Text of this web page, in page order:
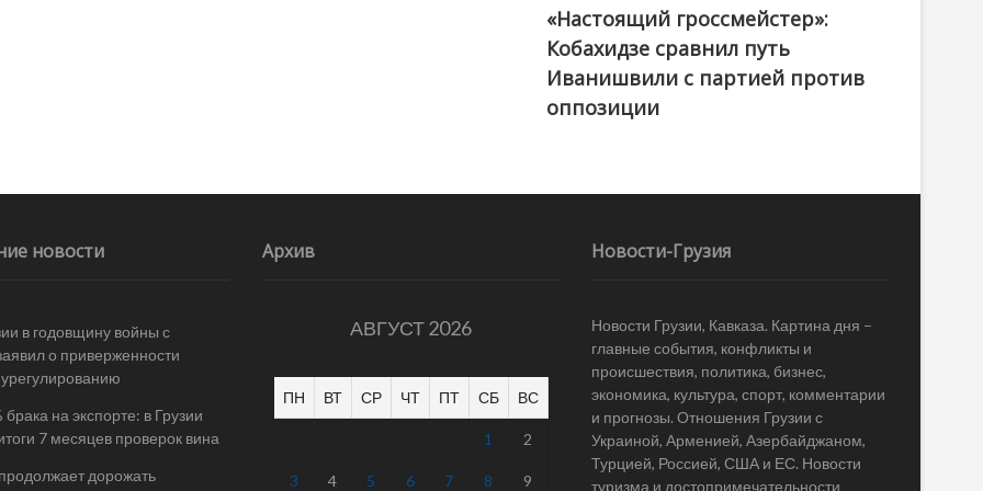
@ქართული ოცნება / Georgian Dream
«Настоящий гроссмейстер»:
Кобахидзе сравнил путь
Иванишвили с партией против
оппозиции
новости
в годовщину войны с
о приверженности
на экспорте: в Грузии
7 месяцев проверок вина
дорожать
Архив
АВГУСТ 2026
ПН ВТ СР ЧТ ПТ СБ ВС
1 2
3 4 5 6 7 8 9
Новости-Грузия
Новости Грузии, Кавказа. Картина дня –
главные события, конфликты и
происшествия, политика, бизнес,
экономика, культура, спорт, комментарии
и прогнозы. Отношения Грузии с
Украиной, Арменией, Азербайджаном,
Турцией, Россией, США и ЕС. Новости
туризма и достопримечательности